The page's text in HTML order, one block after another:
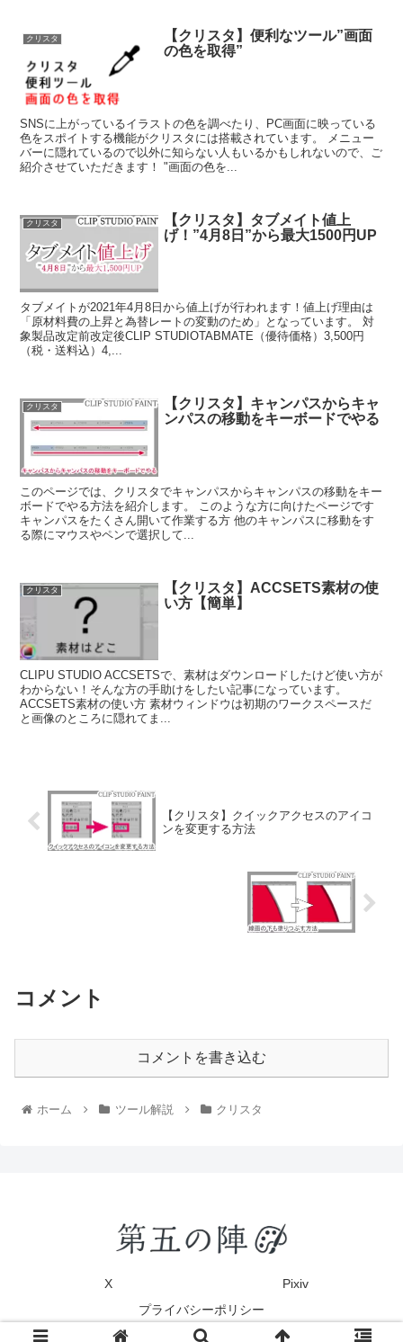
クリスタ
【クリスタ】便利なツール”画面
の色を取得”
SNSに上がっているイラストの色を調べたり、PC画面に映っている
色をスポイトする機能がクリスタには搭載されています。 メニュー
バーに隠れているので以外に知らない人もいるかもしれないので、ご
紹介させていただきます！ "画面の色を...
クリスタ
【クリスタ】タブメイト値上
げ！”4月8日”から最大1500円UP
タブメイトが2021年4月8日から値上げが行われます！値上げ理由は
「原材料費の上昇と為替レートの変動のため」となっています。 対
象製品改定前改定後CLIP STUDIOTABMATE（優待価格）3,500円
（税・送料込）4,...
クリスタ
【クリスタ】キャンパスからキャ
ンパスの移動をキーボードでやる
このページでは、クリスタでキャンパスからキャンパスの移動をキー
ボードでやる方法を紹介します。 このような方に向けたページです
キャンパスをたくさん開いて作業する方 他のキャンパスに移動をす
る際にマウスやペンで選択して...
クリスタ
【クリスタ】ACCSETS素材の使
い方【簡単】
CLIPU STUDIO ACCSETSで、素材はダウンロードしたけど使い方が
わからない！そんな方の手助けをしたい記事になっています。
ACCSETS素材の使い方 素材ウィンドウは初期のワークスペースだ
と画像のところに隠れてま...
【クリスタ】クイックアクセスのアイコ
ンを変更する方法
コメント
コメントを書き込む
ホーム ツール解説 クリスタ
X
Pixiv
プライバシーポリシー